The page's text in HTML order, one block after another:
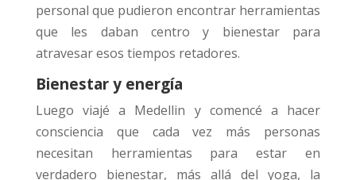
personal que pudieron encontrar herramientas
que les daban centro y bienestar para
atravesar esos tiempos retadores.
Bienestar y energía
Luego viajé a Medellin y comencé a hacer
consciencia que cada vez más personas
necesitan herramientas para estar en
verdadero bienestar, más allá del yoga, la